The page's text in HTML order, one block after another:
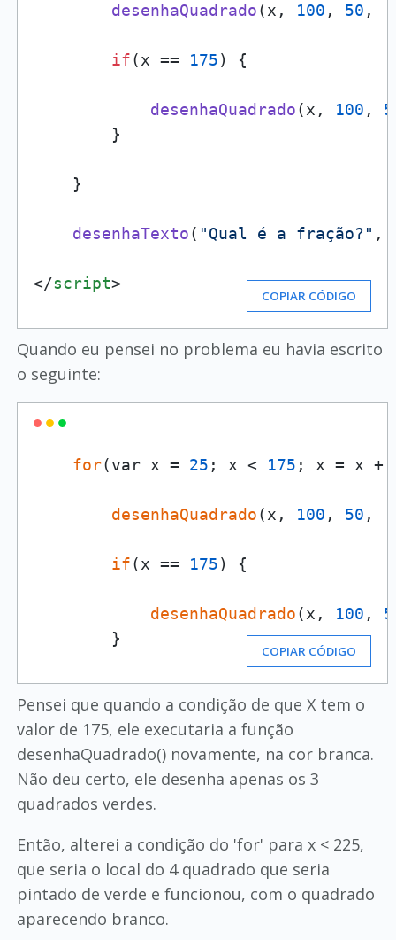
desenhaQuadrado(x, 100 , 50 ,
if(x == 175) {
desenhaQuadrado(x, 100 ,
        }
    }
desenhaTexto( "Qual é a fração?" ,
</script>
COPIAR CÓDIGO
Quando eu pensei no problema eu havia escrito
o seguinte:
for(var x = 25 ; x < 175 ; x = x +
desenhaQuadrado(x, 100 , 50 ,
if(x == 175) {
desenhaQuadrado(x, 100 ,
        }
COPIAR CÓDIGO
Pensei que quando a condição de que X tem o
valor de 175, ele executaria a função
desenhaQuadrado() novamente, na cor branca.
Não deu certo, ele desenha apenas os 3
quadrados verdes.
Então, alterei a condição do 'for' para x < 225,
que seria o local do 4 quadrado que seria
pintado de verde e funcionou, com o quadrado
aparecendo branco.